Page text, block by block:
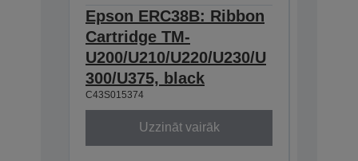
Epson ERC38B: Ribbon
Cartridge TM-
U200/U210/U220/U230/U
300/U375, black
C43S015374
Uzzināt vairāk